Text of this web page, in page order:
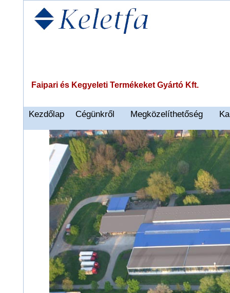
Faipari és Kegyeleti Termékeket Gyártó Kft.
Kezdőlap Cégünkről Megközelíthetőség